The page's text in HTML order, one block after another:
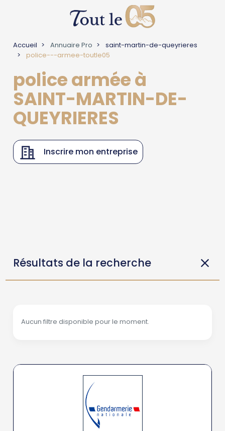
Accueil Annuaire Pro
saint-martin-de-queyrieres
police---armee-toutle05
police armée à
SAINT-MARTIN-DE-
QUEYRIERES
Inscrire mon entreprise
Résultats de la recherche
Aucun filtre disponible pour le moment.